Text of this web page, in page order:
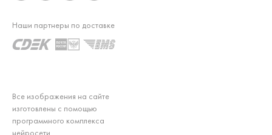
Все изображения на сайте
изготовлены с помощью
программного комплекса
нейросети
Наши партнеры по доставке